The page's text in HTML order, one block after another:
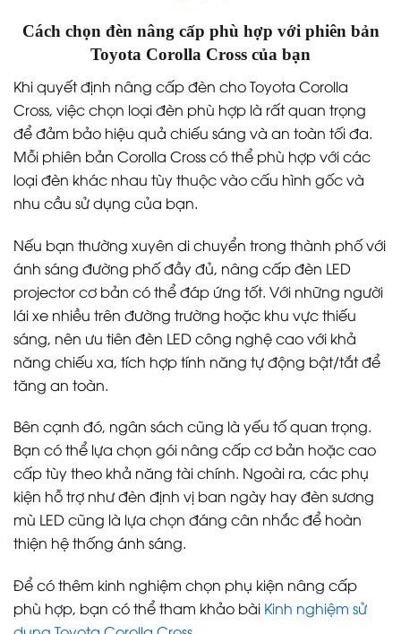
Cách chọn đèn nâng cấp phù hợp với phiên bản
Toyota Corolla Cross của bạn
Khi quyết định nâng cấp đèn cho Toyota Corolla
Cross, việc chọn loại đèn phù hợp là rất quan trọng
để đảm bảo hiệu quả chiếu sáng và an toàn tối đa.
Mỗi phiên bản Corolla Cross có thể phù hợp với các
loại đèn khác nhau tùy thuộc vào cấu hình gốc và
nhu cầu sử dụng của bạn.
Nếu bạn thường xuyên di chuyển trong thành phố với
ánh sáng đường phố đầy đủ, nâng cấp đèn LED
projector cơ bản có thể đáp ứng tốt. Với những người
lái xe nhiều trên đường trường hoặc khu vực thiếu
sáng, nên ưu tiên đèn LED công nghệ cao với khả
năng chiếu xa, tích hợp tính năng tự động bật/tắt để
tăng an toàn.
Bên cạnh đó, ngân sách cũng là yếu tố quan trọng.
Bạn có thể lựa chọn gói nâng cấp cơ bản hoặc cao
cấp tùy theo khả năng tài chính. Ngoài ra, các phụ
kiện hỗ trợ như đèn định vị ban ngày hay đèn sương
mù LED cũng là lựa chọn đáng cân nhắc để hoàn
thiện hệ thống ánh sáng.
Để có thêm kinh nghiệm chọn phụ kiện nâng cấp
phù hợp, bạn có thể tham khảo bài Kinh nghiệm sử